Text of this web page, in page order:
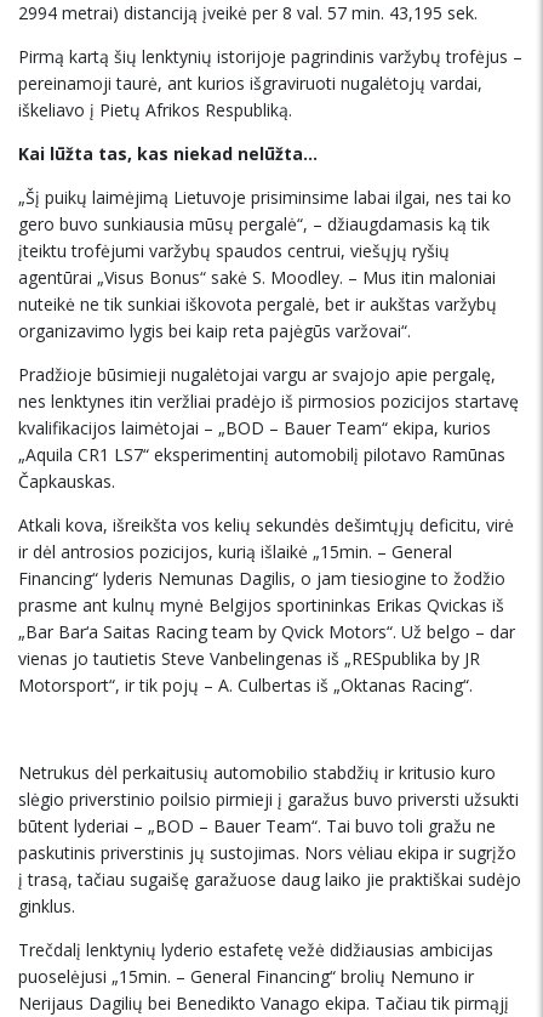
2994 metrai) distanciją įveikė per 8 val. 57 min. 43,195 sek.
Pirmą kartą šių lenktynių istorijoje pagrindinis varžybų trofėjus –
pereinamoji taurė, ant kurios išgraviruoti nugalėtojų vardai,
iškeliavo į Pietų Afrikos Respubliką.
Kai lūžta tas, kas niekad nelūžta…
„Šį puikų laimėjimą Lietuvoje prisiminsime labai ilgai, nes tai ko
gero buvo sunkiausia mūsų pergalė“, – džiaugdamasis ką tik
įteiktu trofėjumi varžybų spaudos centrui, viešųjų ryšių
agentūrai „Visus Bonus“ sakė S. Moodley. – Mus itin maloniai
nuteikė ne tik sunkiai iškovota pergalė, bet ir aukštas varžybų
organizavimo lygis bei kaip reta pajėgūs varžovai“.
Pradžioje būsimieji nugalėtojai vargu ar svajojo apie pergalę,
nes lenktynes itin veržliai pradėjo iš pirmosios pozicijos startavę
kvalifikacijos laimėtojai – „BOD – Bauer Team“ ekipa, kurios
„Aquila CR1 LS7“ eksperimentinį automobilį pilotavo Ramūnas
Čapkauskas.
Atkali kova, išreikšta vos kelių sekundės dešimtųjų deficitu, virė
ir dėl antrosios pozicijos, kurią išlaikė „15min. – General
Financing“ lyderis Nemunas Dagilis, o jam tiesiogine to žodžio
prasme ant kulnų mynė Belgijos sportininkas Erikas Qvickas iš
„Bar Bar‘a Saitas Racing team by Qvick Motors“. Už belgo – dar
vienas jo tautietis Steve Vanbelingenas iš „RESpublika by JR
Motorsport“, ir tik pojų – A. Culbertas iš „Oktanas Racing“.
Netrukus dėl perkaitusių automobilio stabdžių ir kritusio kuro
slėgio priverstinio poilsio pirmieji į garažus buvo priversti užsukti
būtent lyderiai – „BOD – Bauer Team“. Tai buvo toli gražu ne
paskutinis priverstinis jų sustojimas. Nors vėliau ekipa ir sugrįžo
į trasą, tačiau sugaišę garažuose daug laiko jie praktiškai sudėjo
ginklus.
Trečdalį lenktynių lyderio estafetę vežė didžiausias ambicijas
puoselėjusi „15min. – General Financing“ brolių Nemuno ir
Nerijaus Dagilių bei Benedikto Vanago ekipa. Tačiau tik pirmąjį